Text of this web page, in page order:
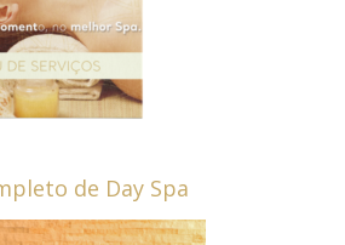
de Day Spa